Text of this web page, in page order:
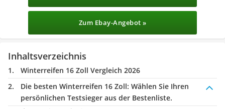
Zum Ebay-Angebot »
Inhaltsverzeichnis
Winterreifen 16 Zoll Vergleich 2026
Die besten Winterreifen 16 Zoll: Wählen Sie Ihren
persönlichen Testsieger aus der Bestenliste.